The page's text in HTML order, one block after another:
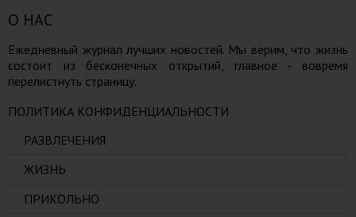
О НАС
Ежедневный журнал лучших новостей. Мы верим, что жизнь
состоит из бесконечных открытий, главное - вовремя
перелистнуть страницу.
ПОЛИТИКА КОНФИДЕНЦИАЛЬНОСТИ
РАЗВЛЕЧЕНИЯ
ЖИЗНЬ
ПРИКОЛЬНО